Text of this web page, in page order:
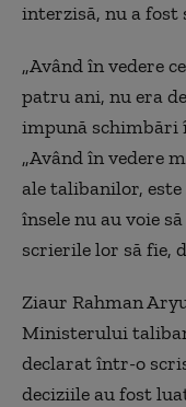
interzisă, nu a fost
„Având în vedere
patru ani, nu era
impună schimbări
„Având în vedere
ale talibanilor,
însele nu au voie
scrierile lor să fie,
Ziaur Rahman
Ministerului
declarat într-o
deciziile au fost